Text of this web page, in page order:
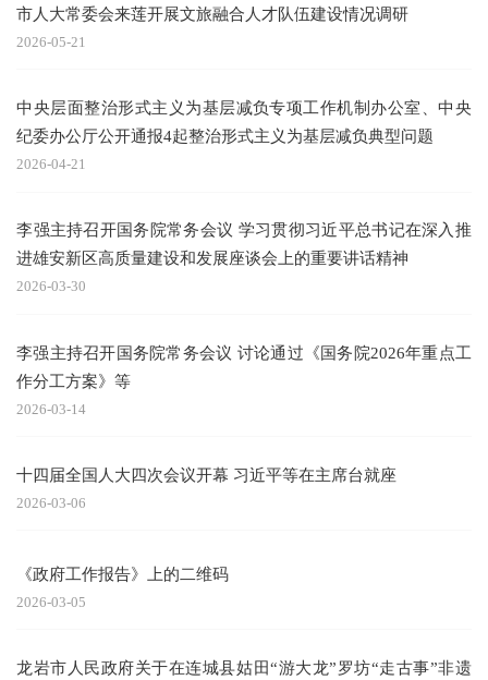
市人大常委会来莲开展文旅融合人才队伍建设情况调研
2026-05-21
中央层面整治形式主义为基层减负专项工作机制办公室、中央
纪委办公厅公开通报4起整治形式主义为基层减负典型问题
2026-04-21
李强主持召开国务院常务会议 学习贯彻习近平总书记在深入推
进雄安新区高质量建设和发展座谈会上的重要讲话精神
2026-03-30
李强主持召开国务院常务会议 讨论通过《国务院2026年重点工
作分工方案》等
2026-03-14
十四届全国人大四次会议开幕 习近平等在主席台就座
2026-03-06
《政府工作报告》上的二维码
2026-03-05
龙岩市人民政府关于在连城县姑田“游大龙”罗坊“走古事”非遗